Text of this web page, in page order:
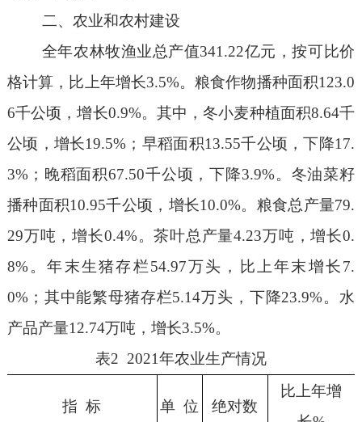
二、农业和农村建设
全年农林牧渔业总产值341.22亿元，按可比价
格计算，比上年增长3.5%。粮食作物播种面积123.0
6千公顷 ，增长0.9%。 其中，冬小麦种植面积8.64千
公顷， 增长19.5% ； 早稻面积13.55千公顷 ，下降17.
3%；晚稻面积67.50千公顷，下降3.9%。冬油菜籽
播种面积10.95千公顷 ， 增长10.0%。 粮食总产量79.
29万吨，增长0.4%。茶叶总产量4.23万吨，增长0.
8%。年末生猪存栏54.97万头，比上年末增长7.
0%；其中能繁母猪存栏5.14万头，下降23.9%。水
产品产量12.74万吨，增长3.5%。
表2 2021年农业生产情况
指 标 单 位 绝对数
比上年增